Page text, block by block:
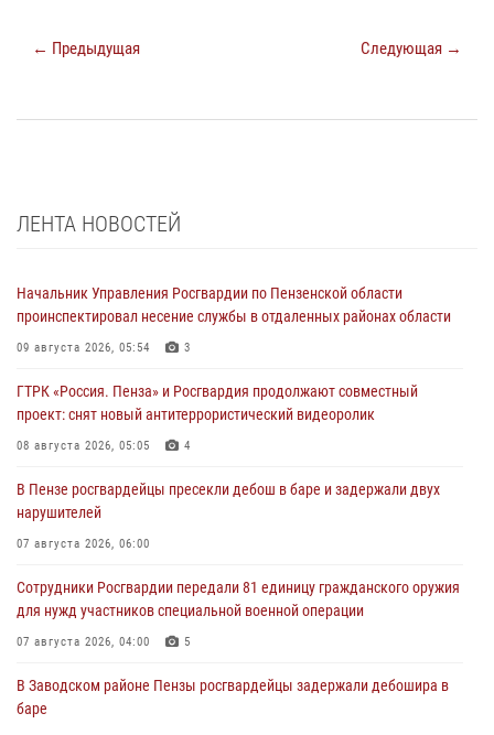
← Предыдущая Следующая →
ЛЕНТА НОВОСТЕЙ
Начальник Управления Росгвардии по Пензенской области
проинспектировал несение службы в отдаленных районах области
09 августа 2026, 05:54 3
ГТРК «Россия. Пенза» и Росгвардия продолжают совместный
проект: снят новый антитеррористический видеоролик
08 августа 2026, 05:05 4
В Пензе росгвардейцы пресекли дебош в баре и задержали двух
нарушителей
07 августа 2026, 06:00
Сотрудники Росгвардии передали 81 единицу гражданского оружия
для нужд участников специальной военной операции
07 августа 2026, 04:00 5
В Заводском районе Пензы росгвардейцы задержали дебошира в
баре